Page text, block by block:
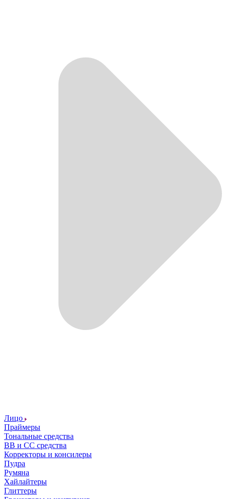
Лицо
Праймеры
Тональные средства
ВВ и СС средства
Корректоры и консилеры
Пудра
Румяна
Хайлайтеры
Глиттеры